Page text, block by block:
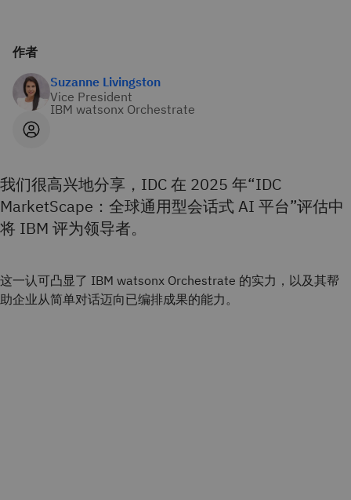
作者
Suzanne Livingston
Vice President
IBM watsonx Orchestrate
我们很高兴地分享，IDC 在 2025 年“IDC
MarketScape：全球通用型会话式 AI 平台”评估中
将 IBM 评为领导者。
这一认可凸显了 IBM watsonx Orchestrate 的实力，以及其帮
助企业从简单对话迈向已编排成果的能力。